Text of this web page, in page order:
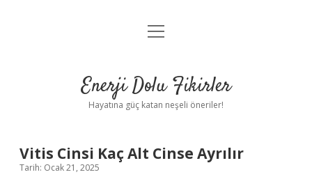
Anasayfa
Yasal Uyarı
menüyü
Enerji Dolu Fikirler
Hayatına güç katan neşeli öneriler!
Vitis Cinsi Kaç Alt Cinse Ayrılır
Tarih: Ocak 21, 2025